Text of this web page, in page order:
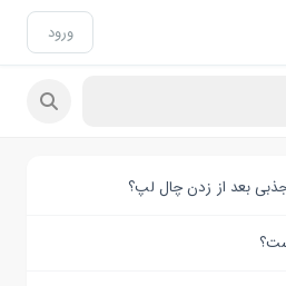
ورود
بعد از زدن چال لپ؟